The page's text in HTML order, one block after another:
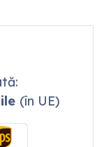
(în UE)